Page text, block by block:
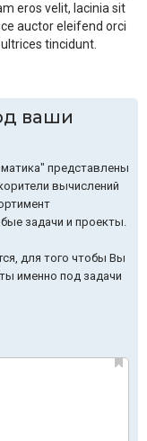
eros velit, lacinia sit
auctor eleifend orci
tincidunt.
ваши
представлены
вычислений
задачи и проекты.
для того чтобы Вы
именно под задачи